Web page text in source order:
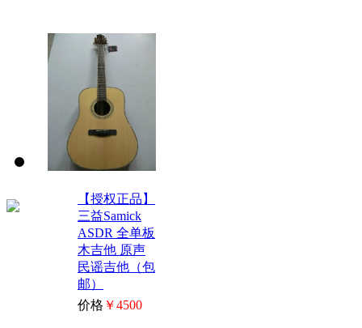
【授权正品】
三益Samick
ASDR 全单板
木吉他 原声
民谣吉他（包
邮）
价格 ￥4500